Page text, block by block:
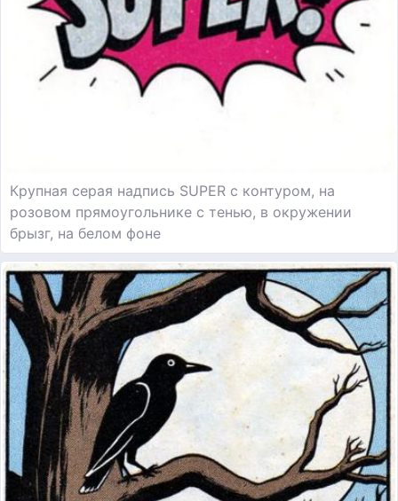
Крупная серая надпись SUPER с контуром, на
розовом прямоугольнике с тенью, в окружении
брызг, на белом фоне